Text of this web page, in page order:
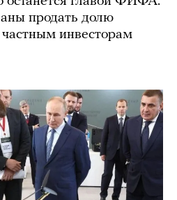
продать долю
инвесторам